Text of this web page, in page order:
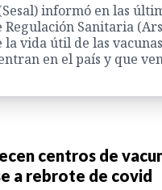
informó en las
Sanitaria
vida útil de las
en el país y que
centros de
a rebrote de covid